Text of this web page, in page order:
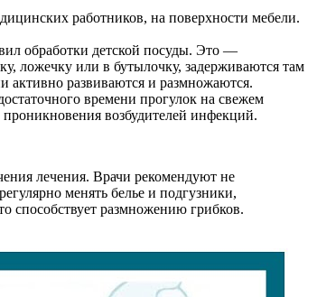
работников, на поверхности мебели.
обработки детской посуды. Это —
ложечку или в бутылочку, задерживаются там
активно развиваются и размножаются.
времени прогулок на свежем
возбудителей инфекций.
лечения. Врачи рекомендуют не
менять белье и подгузники,
способствует размножению грибков.